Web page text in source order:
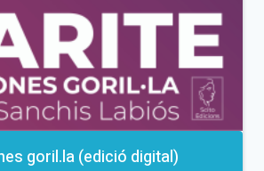
goril.la (edició digital)